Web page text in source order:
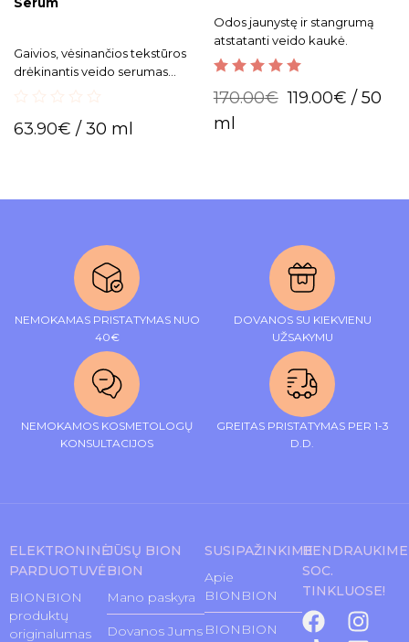
Gaivios, vėsinančios tekstūros
drėkinantis veido serumas
balansą, sumažina blizgesį,
out
63.90€ / 30 ml
Odos jaunystę ir stangrumą
atstatanti veido kaukė.
170.00€ 119.00€ / 50
ml
NEMOKAMAS PRISTATYMAS NUO
40€
DOVANOS SU KIEKVIENU
UŽSAKYMU
NEMOKAMOS KOSMETOLOGŲ
KONSULTACIJOS
GREITAS PRISTATYMAS PER 1-3
D.D.
ELEKTRONINĖ
PARDUOTUVĖ
BIONBION
produktų
originalumas
JŪSŲ BION
BION
Mano paskyra
Dovanos Jums
SUSIPAŽINKIME
Apie
BIONBION
BIONBION
BENDRAUKIME
SOC.
TINKLUOSE!